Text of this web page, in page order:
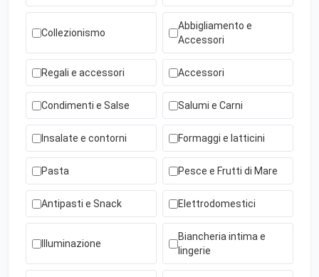
Collezionismo
Abbigliamento e
Accessori
Regali e accessori Accessori
Condimenti e Salse Salumi e Carni
Insalate e contorni Formaggi e latticini
Pasta Pesce e Frutti di Mare
Antipasti e Snack Elettrodomestici
Illuminazione
Biancheria intima e
lingerie